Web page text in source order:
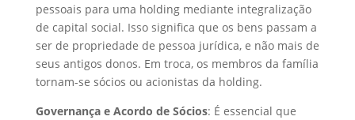
pessoais para uma holding mediante integralização
de capital social. Isso significa que os bens passam a
ser de propriedade de pessoa jurídica, e não mais de
seus antigos donos. Em troca, os membros da família
tornam-se sócios ou acionistas da holding.
Governança e Acordo de Sócios: É essencial que